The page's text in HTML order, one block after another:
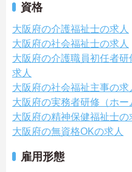
資格
大阪府の介護福祉士の求人
大阪府の社会福祉士の求人
大阪府の介護職員初任者
求人
大阪府の社会福祉主事の求
大阪府の実務者研修（ホー
大阪府の精神保健福祉士の
大阪府の無資格OKの求人
雇用形態